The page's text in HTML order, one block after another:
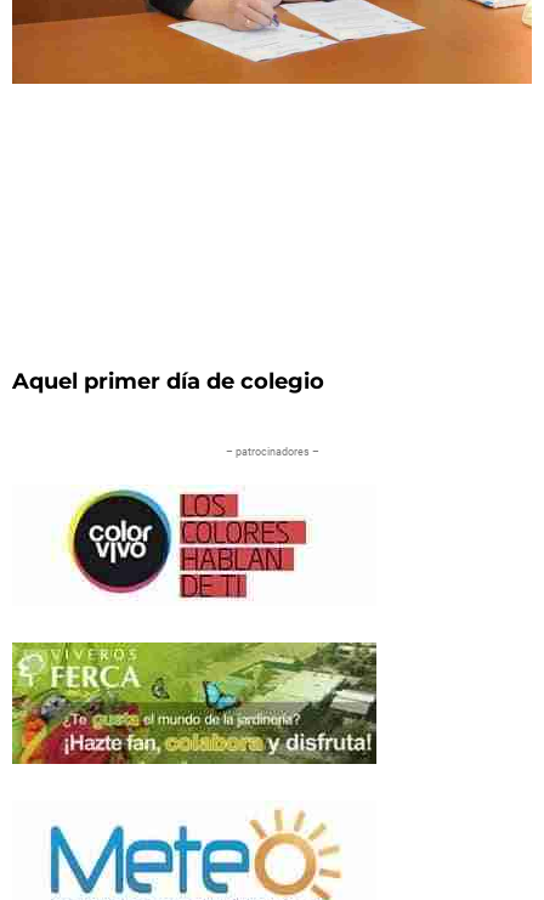
Aquel primer día de colegio
– patrocinadores –